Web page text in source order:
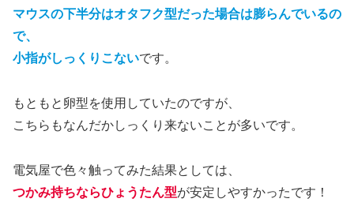
マウスの下半分はオタフク型だった場合は膨らんでいるの
で、
小指がしっくりこないです。
もともと卵型を使用していたのですが、
こちらもなんだかしっくり来ないことが多いです。
電気屋で色々触ってみた結果としては、
つかみ持ちならひょうたん型が安定しやすかったです！